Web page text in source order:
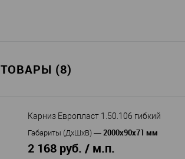
(8)
Карниз Европласт 1.50.106 гибкий
Габариты (ДхШхВ) — 2000х90х71 мм
2 168 руб. / м.п.